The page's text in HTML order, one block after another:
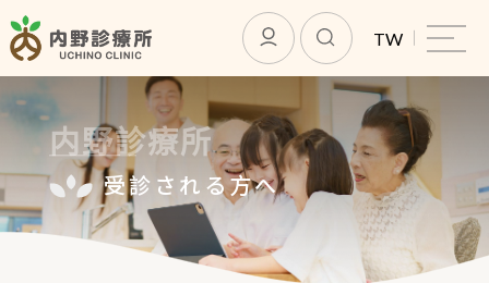
TW
受診される方へ
内野診療所